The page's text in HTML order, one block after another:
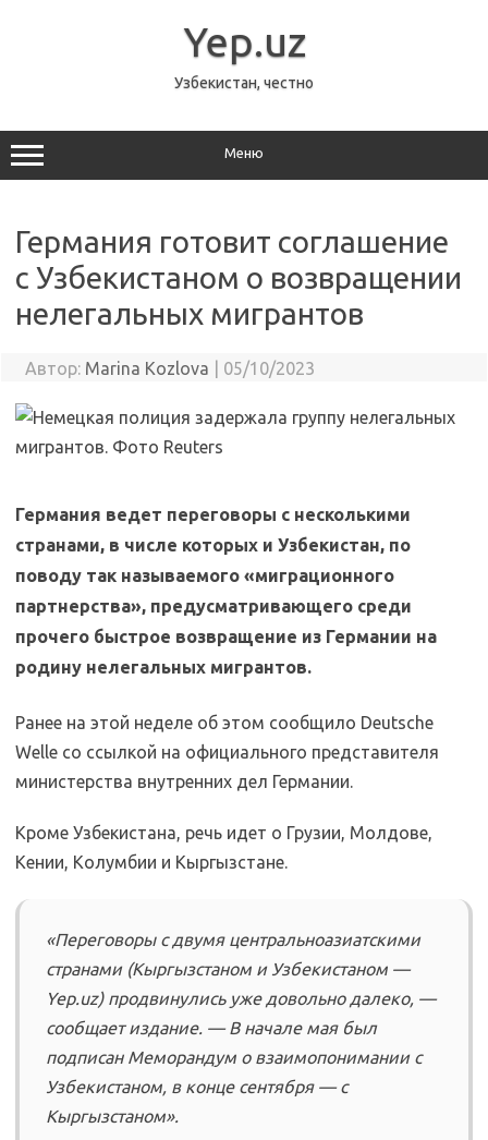
Yep.uz
Узбекистан, честно
Меню
Германия готовит соглашение
с Узбекистаном о возвращении
нелегальных мигрантов
Автор: Marina Kozlova 05/10/2023
Германия ведет переговоры с несколькими
странами, в числе которых и Узбекистан, по
поводу так называемого «миграционного
партнерства», предусматривающего среди
прочего быстрое возвращение из Германии на
родину нелегальных мигрантов.
Ранее на этой неделе об этом сообщило Deutsche
Welle со ссылкой на официального представителя
министерства внутренних дел Германии.
Кроме Узбекистана, речь идет о Грузии, Молдове,
Кении, Колумбии и Кыргызстане.
«Переговоры с двумя центральноазиатскими
странами (Кыргызстаном и Узбекистаном —
Yep.uz) продвинулись уже довольно далеко, —
сообщает издание. — В начале мая был
подписан Меморандум о взаимопонимании с
Узбекистаном, в конце сентября — с
Кыргызстаном».